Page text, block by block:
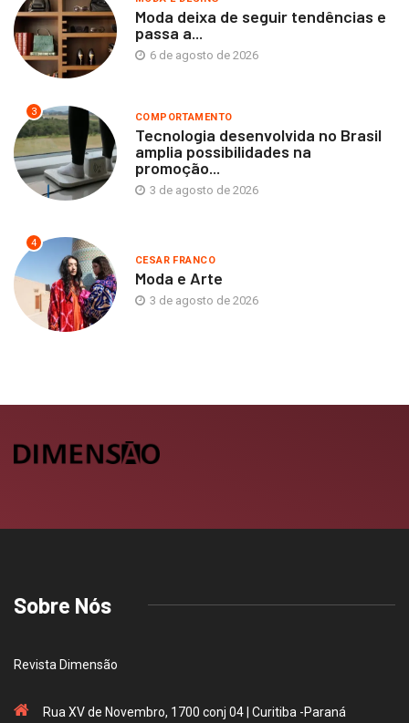
Moda deixa de seguir tendências e
passa a...
6 de agosto de 2026
3 COMPORTAMENTO
Tecnologia desenvolvida no Brasil
amplia possibilidades na
promoção...
3 de agosto de 2026
4
CESAR FRANCO
Moda e Arte
3 de agosto de 2026
Sobre Nós
Revista Dimensão
Rua XV de Novembro, 1700 conj 04 | Curitiba -Paraná